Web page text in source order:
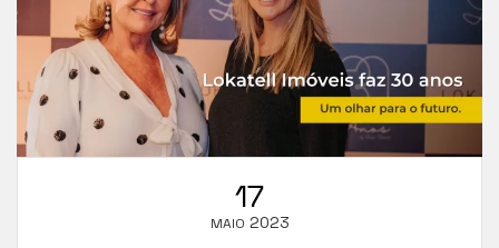
17
MAIO 2023